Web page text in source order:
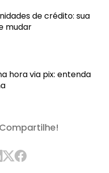
de crédito: sua
mudar
hora via pix: entenda